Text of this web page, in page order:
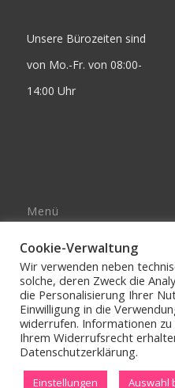
Unsere Bürozeiten sind
von Mo.-Fr. von 08:00-
14:00 Uhr
Menü
AGB’s
DATENSCHUTZERKLÄRUNG
© Copyright - OldenworX
Cookie-Verwaltung
Wir verwenden neben
solche, deren Zweck die
die Personalisierung Ihrer
Einwilligung in die
widerrufen. Informationen
Ihrem Widerrufsrecht
Datenschutzerklärung.
Einstellungen Auswahl